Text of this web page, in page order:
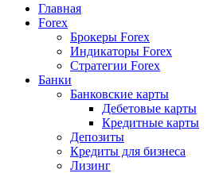
Главная
Forex
Брокеры Forex
Индикаторы Forex
Стратегии Forex
Банки
Банковские карты
Дебетовые карты
Кредитные карты
Депозиты
Кредиты для бизнеса
Лизинг